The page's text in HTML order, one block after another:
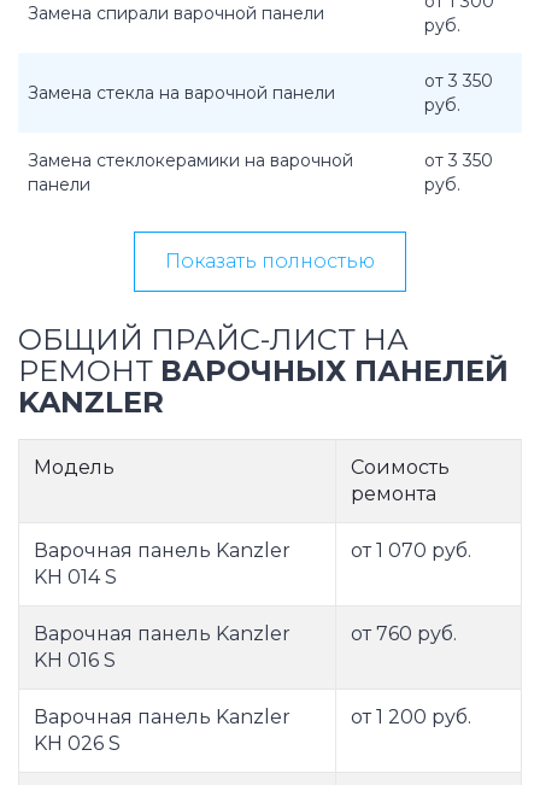
Замена спирали варочной панели
руб.
Замена стекла на варочной панели
от 3 350
руб.
Замена стеклокерамики на варочной
панели
от 3 350
руб.
Показать полностью
ОБЩИЙ ПРАЙС-ЛИСТ НА
РЕМОНТ ВАРОЧНЫХ ПАНЕЛЕЙ
KANZLER
Модель
Соимость
ремонта
Варочная панель Kanzler
KH 014 S
от 1 070 руб.
Варочная панель Kanzler
KH 016 S
от 760 руб.
Варочная панель Kanzler
KH 026 S
от 1 200 руб.